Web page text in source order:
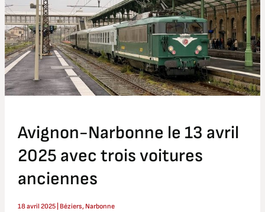
Avignon-Narbonne le 13 avril
2025 avec trois voitures
anciennes
18 avril 2025 Béziers, Narbonne
avril
2025
avec
trois
voitures
anciennes